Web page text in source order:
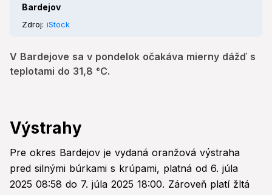
Bardejov
Zdroj: iStock
V Bardejove sa v pondelok očakáva mierny dážď s
teplotami do 31,8 °C.
Výstrahy
Pre okres Bardejov je vydaná oranžová výstraha
pred silnými búrkami s krúpami, platná od 6. júla
2025 08:58 do 7. júla 2025 18:00. Zároveň platí žltá